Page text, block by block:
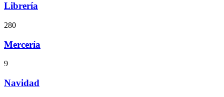
Librería
280
Mercería
9
Navidad